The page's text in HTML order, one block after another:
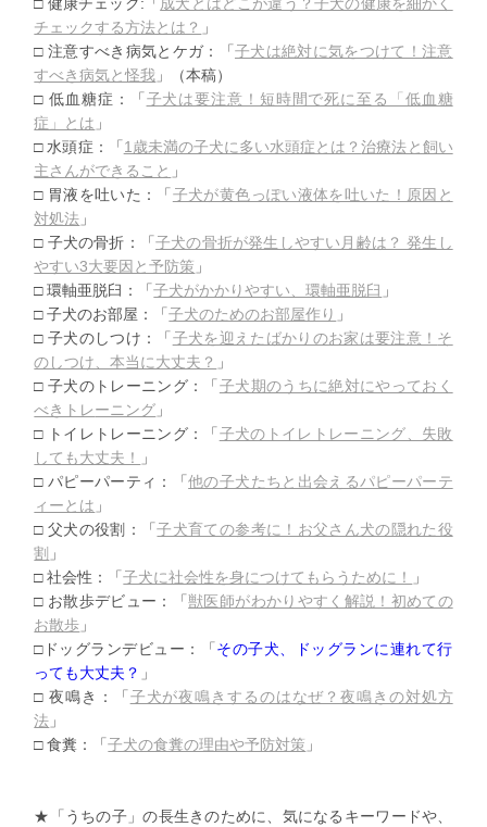
チェックする方法とは？ 」
□ 注意すべき病気とケガ：「 子犬は絶対に気をつけて！ 注意
すべき病気と怪我 」（本稿）
□ 低血糖症：「 子犬は要注意！短時間で死に至る「低血糖
症」とは 」
□ 水頭症：「 1歳未満の子犬に多い水頭症とは？治療法と飼い
主さんができること 」
□ 胃液を吐いた：「 子犬が黄色っぽい液体を吐いた！原因と
対処法 」
□ 子犬の骨折：「子犬の骨折が発生しやすい月齢は？ 発生し
やすい3大要因と予防策 」
□ 環軸亜脱臼：「子犬がかかりやすい、環軸亜脱臼 」
□ 子犬のお部屋：「子犬のためのお部屋作り 」
□ 子犬のしつけ：「 子犬を迎えたばかりのお家は要注意！ そ
のしつけ、本当に大丈夫？ 」
□ 子犬のトレーニング：「 子犬期のうちに絶対にやっておく
べきトレーニング 」
□ トイレトレーニング：「 子犬のトイレトレーニング、 失敗
しても大丈夫！
」
□ パピーパーティ：「他の子犬たちと出会えるパピーパーテ
ィーとは 」
□ 父犬の役割：「子犬育ての参考に！お父さん犬の隠れた役
割 」
□ 社会性：「子犬に社会性を身につけてもらうために！
」
□ お散歩デビュー：「獣医師がわかりやすく解説！初めての
お散歩 」
□ドッグランデビュー：「 その子犬、
ドッグランに連れて行
っても大丈夫？ 」
□ 夜鳴き：「 子犬が夜鳴きするのはなぜ？夜鳴きの対処方
法 」
□ 食糞：「子犬の食糞の理由や予防対策 」
★「うちの子」の長生きのために、気になるキーワードや、